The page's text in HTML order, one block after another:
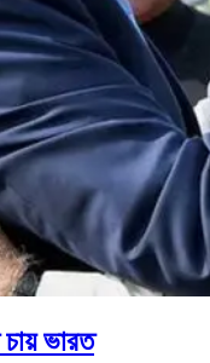
চায় ভারত